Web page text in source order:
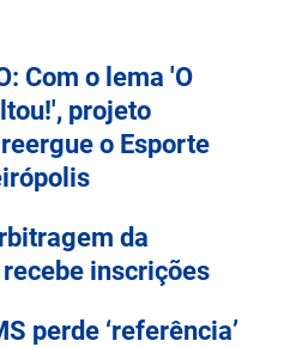
Com o lema 'O
projeto
o Esporte
da
inscrições
perde ‘referência’